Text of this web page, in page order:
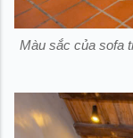
Màu sắc của sofa